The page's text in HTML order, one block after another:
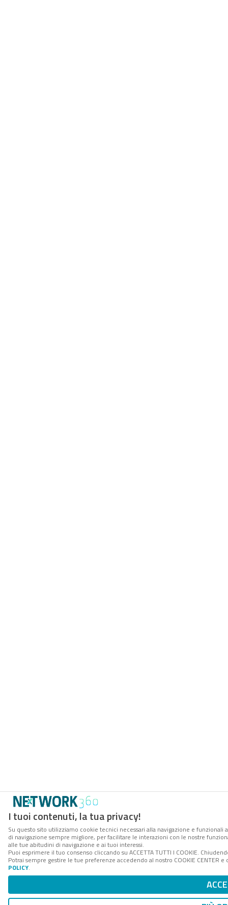
I tuoi contenuti, la tua privacy!
Su questo sito utilizziamo cookie tecnici necessari alla navigazione e
di navigazione sempre migliore, per facilitare le interazioni con le nostre
alle tue abitudini di navigazione e ai tuoi interessi.
Puoi esprimere il tuo consenso cliccando su ACCETTA TUTTI I COOKIE.
Potrai sempre gestire le tue preferenze accedendo al nostro COOKIE
POLICY.